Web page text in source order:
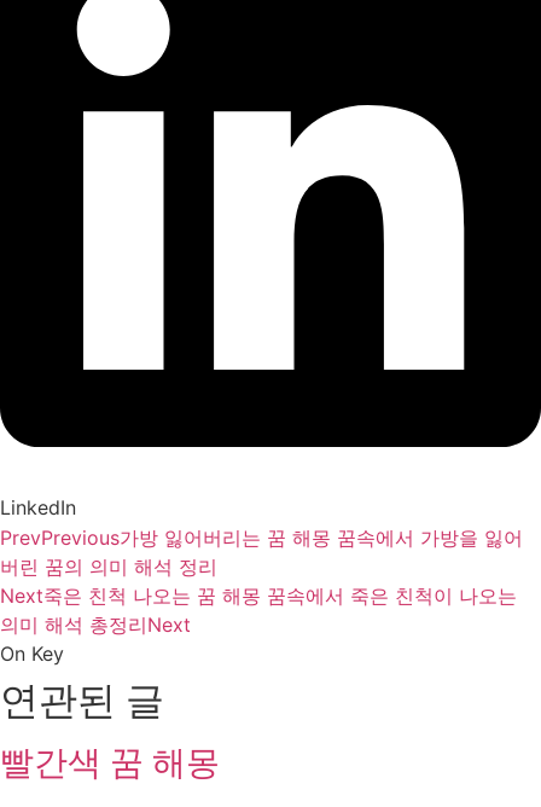
LinkedIn
PrevPrevious가방 잃어버리는 꿈 해몽 꿈속에서 가방을 잃어
버린 꿈의 의미 해석 정리
Next죽은 친척 나오는 꿈 해몽 꿈속에서 죽은 친척이 나오는
의미 해석 총정리Next
On Key
연관된 글
빨간색 꿈 해몽